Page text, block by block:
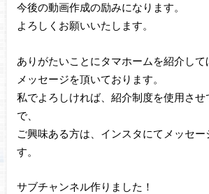
今後の動画作成の励みになります。
よろしくお願いいたします。
ありがたいことにタマホームを紹介して
メッセージを頂いております。
私でよろしければ、紹介制度を使用さ
で、
ご興味ある方は、インスタにてメッセー
す。
サブチャンネル作りました！